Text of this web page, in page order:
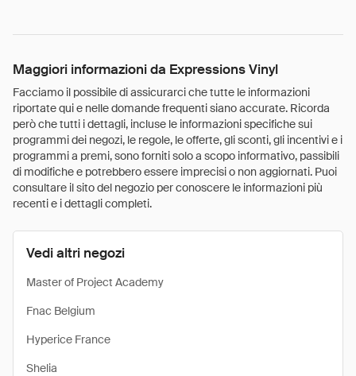
Maggiori informazioni da Expressions Vinyl
Facciamo il possibile di assicurarci che tutte le informazioni
riportate qui e nelle domande frequenti siano accurate. Ricorda
però che tutti i dettagli, incluse le informazioni specifiche sui
programmi dei negozi, le regole, le offerte, gli sconti, gli incentivi e i
programmi a premi, sono forniti solo a scopo informativo, passibili
di modifiche e potrebbero essere imprecisi o non aggiornati. Puoi
consultare il sito del negozio per conoscere le informazioni più
recenti e i dettagli completi.
Vedi altri negozi
Master of Project Academy
Fnac Belgium
Hyperice France
Shelia